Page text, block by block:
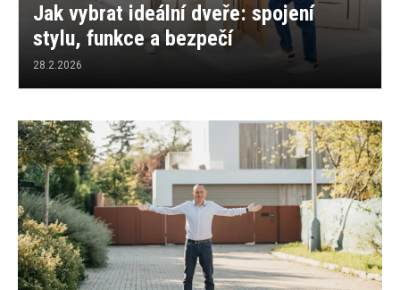
Jak vybrat ideální dveře: spojení
stylu, funkce a bezpečí
28.2.2026